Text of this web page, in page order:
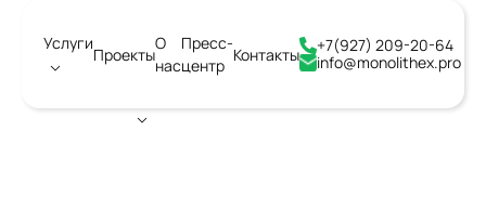
Услуги
Проекты
О
нас
Пресс-
центр
Контакты
+7(927) 209-20-64
info@monolithex.pro